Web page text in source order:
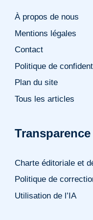
À propos de nous
Mentions légales
Contact
Politique de
Plan du site
Tous les articles
Transparence
Charte éditoriale et
Politique de
Utilisation de l’IA